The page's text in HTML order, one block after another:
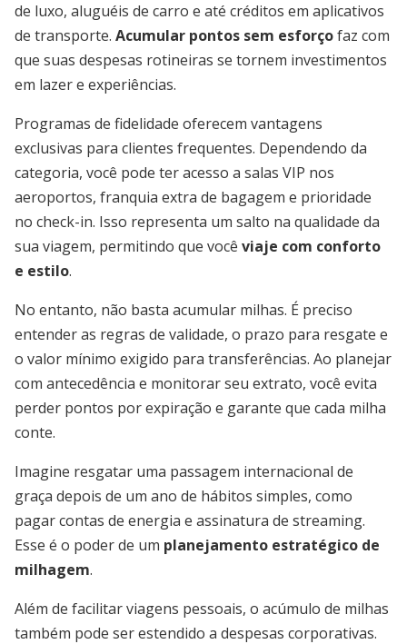
de luxo, aluguéis de carro e até créditos em aplicativos
de transporte. Acumular pontos sem esforçofaz com
que suas despesas rotineiras se tornem investimentos
em lazer e experiências.
Programas de fidelidade oferecem vantagens
exclusivas para clientes frequentes. Dependendo da
categoria, você pode ter acesso a salas VIP nos
aeroportos, franquia extra de bagagem e prioridade
no check-in. Isso representa um salto na qualidade da
sua viagem, permitindo que você viaje com conforto
e estilo.
No entanto, não basta acumular milhas. É preciso
entender as regras de validade, o prazo para resgate e
o valor mínimo exigido para transferências. Ao planejar
com antecedência e monitorar seu extrato, você evita
perder pontos por expiração e garante que cada milha
conte.
Imagine resgatar uma passagem internacional de
graça depois de um ano de hábitos simples, como
pagar contas de energia e assinatura de streaming.
Esse é o poder de um planejamento estratégico de
milhagem.
Além de facilitar viagens pessoais, o acúmulo de milhas
também pode ser estendido a despesas corporativas.